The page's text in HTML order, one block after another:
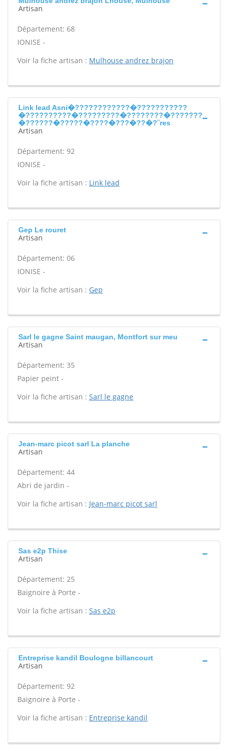
Artisan
Département: 68
IONISE -
Voir la fiche artisan : Mulhouse andrez brajon
Link lead Asni�????????????�???????????
�??????????�?????????�????????�???????
�??????�?????�????�???�??�?¨res
Artisan
Département: 92
IONISE -
Voir la fiche artisan : Link lead
Gep Le rouret
Artisan
Département: 06
IONISE -
Voir la fiche artisan : Gep
Sarl le gagne Saint maugan, Montfort sur meu
Artisan
Département: 35
Papier peint -
Voir la fiche artisan : Sarl le gagne
Jean-marc picot sarl La planche
Artisan
Département: 44
Abri de jardin -
Voir la fiche artisan : Jean-marc picot sarl
Sas e2p Thise
Artisan
Département: 25
Baignoire à Porte -
Voir la fiche artisan : Sas e2p
Entreprise kandil Boulogne billancourt
Artisan
Département: 92
Baignoire à Porte -
Voir la fiche artisan : Entreprise kandil